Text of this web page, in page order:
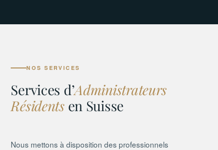
NOS SERVICES
Services d’Administrateurs
Résidentsen Suisse
Nous mettons à disposition des professionnels